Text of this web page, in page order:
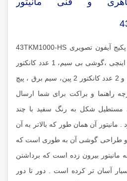
مانیور قرار گرفته شده در پکیج آیفون تصویری 43TKM1000-HS
همراه با : مانیتور رنگی 3/4 اینچی ،گوشی بی سیم، 1 عدد کانکتور
5 پین ، 2 عدد کانکتور 4 پین و 2 عدد کانکتور 2 پین، سیم برق ، پیچ
راهنما و براکت برای شما ارسال
مستطیل شکل به رنگ سفید با چند
آن همان طور که بالاتر به آن
3/4 اینچ است و طراحی گوشی آن به طوری است که
بیرون زده است که برداشتن
آسان تر کرده است . دور تا دور